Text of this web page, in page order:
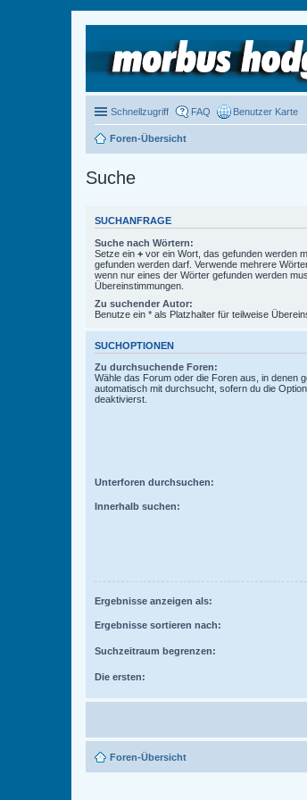
Schnellzugriff FAQ Benutzer Karte
Foren-Übersicht
Suche
SUCHANFRAGE
Suche nach Wörtern:
Setze ein + vor ein Wort, das gefunden werden
gefunden werden darf. Verwende mehrere
wenn nur eines der Wörter gefunden werden
Übereinstimmungen.
Zu suchender Autor:
Benutze ein * als Platzhalter für teilweise
SUCHOPTIONEN
Zu durchsuchende Foren:
Wähle das Forum oder die Foren aus, in denen
automatisch mit durchsucht, sofern du die
deaktivierst.
Unterforen durchsuchen:
Innerhalb suchen:
Ergebnisse anzeigen als:
Ergebnisse sortieren nach:
Suchzeitraum begrenzen:
Die ersten:
Foren-Übersicht